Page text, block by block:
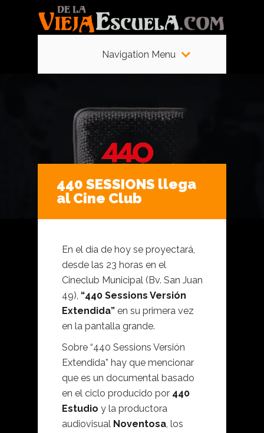
Navigation Menu
440 SESSIONS llega
al Cine Club
En el día de hoy se proyectará,
desde las 23 horas en el
Cineclub Municipal (Bv. San Juan
49), “440 Sessions Versión
Extendida” en su primera vez
en la pantalla grande.
Sobre “440 Sessions Versión
Extendida” hay que mencionar
que es un documental basado
en el ciclo producido por 440
Estudio y la productora
audiovisual Noventosa, los